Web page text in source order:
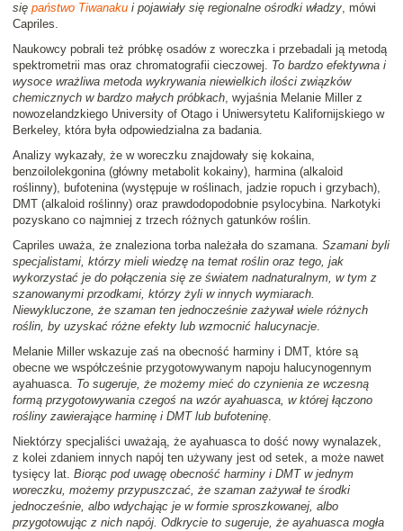
się państwo Tiwanaku i pojawiały się regionalne ośrodki władzy, mówi
Capriles.
Naukowcy pobrali też próbkę osadów z woreczka i przebadali ją metodą
spektrometrii mas oraz chromatografii cieczowej. To bardzo efektywna i
wysoce wrażliwa metoda wykrywania niewielkich ilości związków
chemicznych w bardzo małych próbkach, wyjaśnia Melanie Miller z
nowozelandzkiego University of Otago i Uniwersytetu Kalifornijskiego w
Berkeley, która była odpowiedzialna za badania.
Analizy wykazały, że w woreczku znajdowały się kokaina,
benzoilolekgonina (główny metabolit kokainy), harmina (alkaloid
roślinny), bufotenina (występuje w roślinach, jadzie ropuch i grzybach),
DMT (alkaloid roślinny) oraz prawdodopodobnie psylocybina. Narkotyki
pozyskano co najmniej z trzech różnych gatunków roślin.
Capriles uważa, że znaleziona torba należała do szamana. Szamani byli
specjalistami, którzy mieli wiedzę na temat roślin oraz tego, jak
wykorzystać je do połączenia się ze światem nadnaturalnym, w tym z
szanowanymi przodkami, którzy żyli w innych wymiarach.
Niewykluczone, że szaman ten jednocześnie zażywał wiele różnych
roślin, by uzyskać różne efekty lub wzmocnić halucynacje.
Melanie Miller wskazuje zaś na obecność harminy i DMT, które są
obecne we współcześnie przygotowywanym napoju halucynogennym
ayahuasca. To sugeruje, że możemy mieć do czynienia ze wczesną
formą przygotowywania czegoś na wzór ayahuasca, w której łączono
rośliny zawierające harminę i DMT lub bufoteninę.
Niektórzy specjaliści uważają, że ayahuasca to dość nowy wynalazek,
z kolei zdaniem innych napój ten używany jest od setek, a może nawet
tysięcy lat. Biorąc pod uwagę obecność harminy i DMT w jednym
woreczku, możemy przypuszczać, że szaman zażywał te środki
jednocześnie, albo wdychając je w formie sproszkowanej, albo
przygotowując z nich napój. Odkrycie to sugeruje, że ayahuasca mogła